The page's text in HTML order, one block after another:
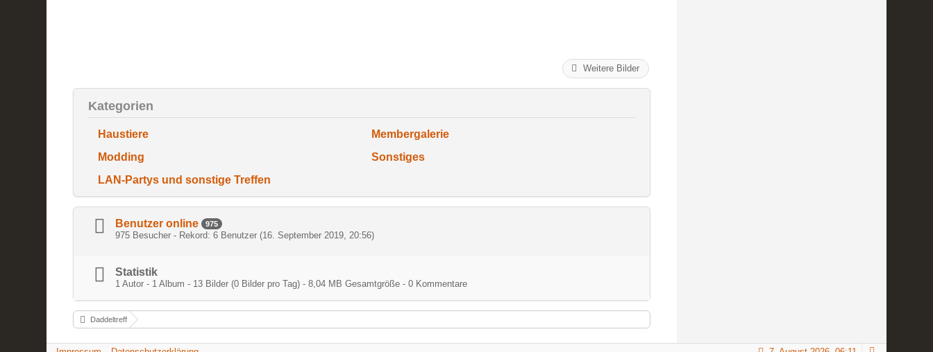
Weitere Bilder
Kategorien
Haustiere
Membergalerie
Modding
Sonstiges
LAN-Partys und sonstige Treffen
Benutzer online 975
975 Besucher - Rekord: 6 Benutzer (16. September 2019, 20:56)
Statistik
1 Autor - 1 Album - 13 Bilder (0 Bilder pro Tag) - 8,04 MB Gesamtgröße - 0 Kommentare
Daddeltreff